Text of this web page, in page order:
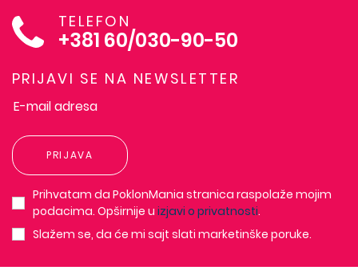
TELEFON
+381 60/030-90-50
PRIJAVI SE NA NEWSLETTER
PRIJAVA
Prihvatam da PoklonMania stranica raspolaže mojim
podacima. Opširnije u izjavi o privatnosti.
Slažem se, da će mi sajt slati marketinške poruke.